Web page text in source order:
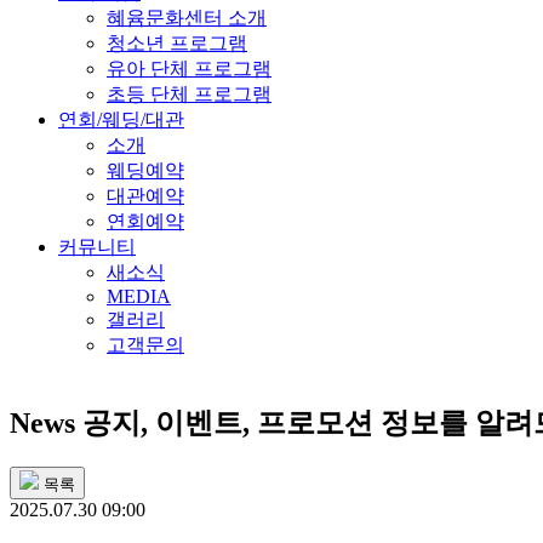
혜윰문화센터 소개
청소년 프로그램
유아 단체 프로그램
초등 단체 프로그램
연회/웨딩/대관
소개
웨딩예약
대관예약
연회예약
커뮤니티
새소식
MEDIA
갤러리
고객문의
News 공지, 이벤트, 프로모션 정보를 알려
목록
2025.07.30 09:00